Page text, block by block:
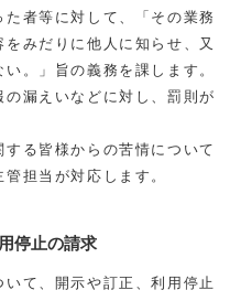
者等に対して、「その業務
みだりに他人に知らせ、又
。」旨の義務を課します。
漏えいなどに対し、罰則が
る皆様からの苦情について
担当が対応します。
停止の請求
て、開示や訂正、利用停止